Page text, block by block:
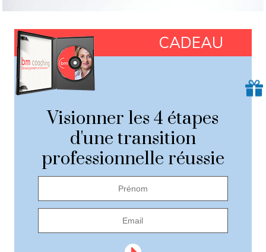
CADEAU
Visionner les 4 étapes
d'une transition
professionnelle réussie